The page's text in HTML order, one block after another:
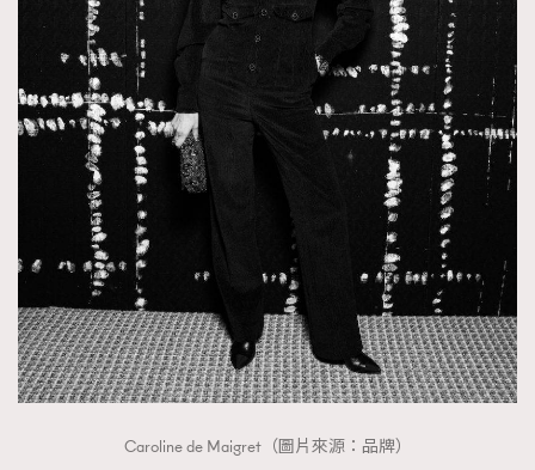
Caroline de Maigret（圖片來源：品牌）